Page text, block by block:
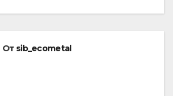
От sib_ecometal